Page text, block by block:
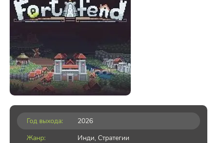
Год выхода:
2026
Жанр:
Инди, Стратегии